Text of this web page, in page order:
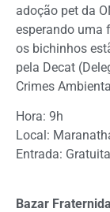
adoção pet da
esperando uma
os bichinhos
pela Decat
Crimes
Hora: 9h
Local:
Entrada: Gratuita
Bazar